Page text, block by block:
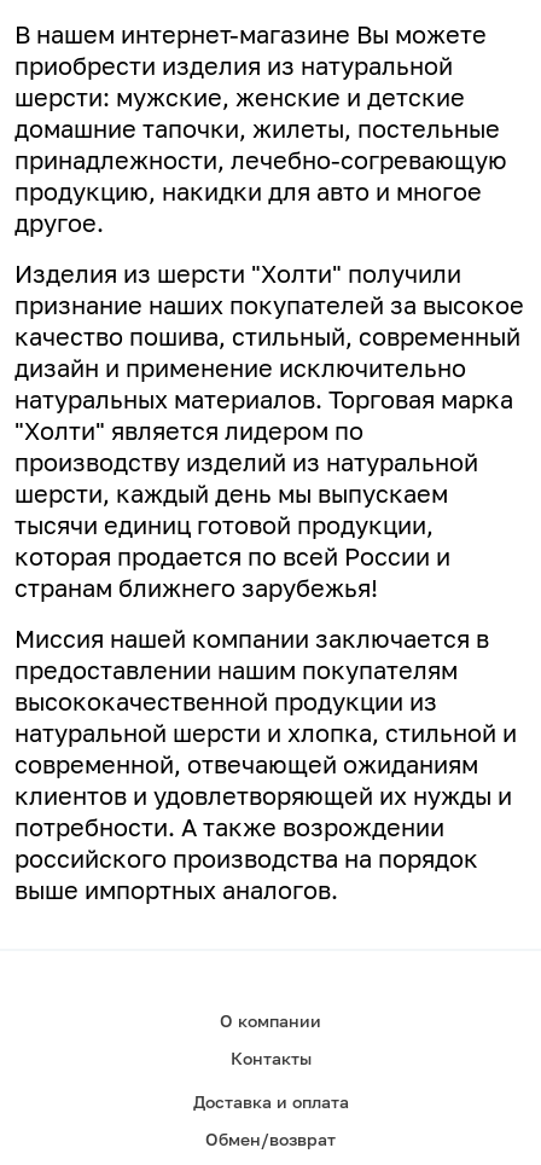
В нашем интернет-магазине Вы можете
приобрести изделия из натуральной
шерсти: мужские, женские и детские
домашние тапочки, жилеты, постельные
принадлежности, лечебно-согревающую
продукцию, накидки для авто и многое
другое.
Изделия из шерсти "Холти" получили
признание наших покупателей за высокое
качество пошива, стильный, современный
дизайн и применение исключительно
натуральных материалов. Торговая марка
"Холти" является лидером по
производству изделий из натуральной
шерсти, каждый день мы выпускаем
тысячи единиц готовой продукции,
которая продается по всей России и
странам ближнего зарубежья!
Миссия нашей компании заключается в
предоставлении нашим покупателям
высококачественной продукции из
натуральной шерсти и хлопка, стильной и
современной, отвечающей ожиданиям
клиентов и удовлетворяющей их нужды и
потребности. А также возрождении
российского производства на порядок
выше импортных аналогов.
О компании
Контакты
Доставка и оплата
Обмен/возврат